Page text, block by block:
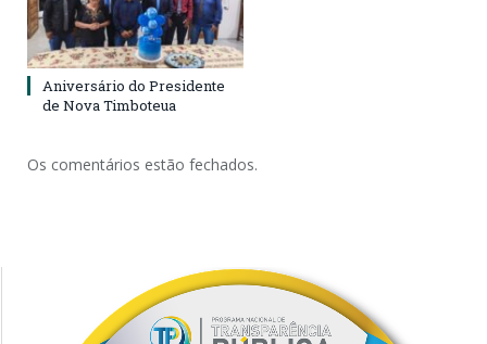
Aniversário do Presidente
de Nova Timboteua
Os comentários estão fechados.